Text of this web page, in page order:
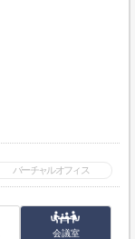
バーチャルオフィス
会議室